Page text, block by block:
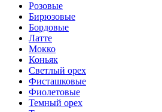
Розовые
Бирюзовые
Бордовые
Латте
Мокко
Коньяк
Светлый орех
Фисташковые
Фиолетовые
Темный орех